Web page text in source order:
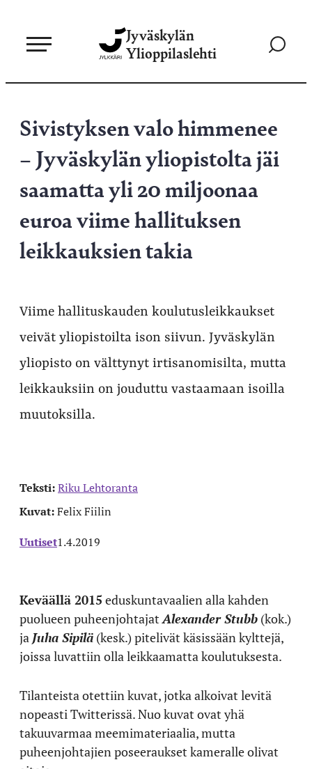
sisältöön
Jyväskylän
Ylioppilaslehti
Siirry
Sivistyksen valo himmenee
– Jyväskylän yliopistolta jäi
saamatta yli 20 miljoonaa
euroa viime hallituksen
leikkauksien takia
Viime hallituskauden koulutusleikkaukset
veivät yliopistoilta ison siivun. Jyväskylän
yliopisto on välttynyt irtisanomisilta, mutta
leikkauksiin on jouduttu vastaamaan isoilla
muutoksilla.
Teksti:Riku Lehtoranta
Kuvat:Felix Fiilin
Uutiset1.4.2019
Keväällä 2015 eduskuntavaalien alla kahden
puolueen puheenjohtajatAlexander Stubb (kok.)
ja Juha Sipilä (kesk.) pitelivät käsissään kylttejä,
joissa luvattiin olla leikkaamatta koulutuksesta.
Tilanteista otettiin kuvat, jotka alkoivat levitä
nopeasti Twitterissä. Nuo kuvat ovat yhä
takuuvarmaa meemimateriaalia, mutta
puheenjohtajien poseeraukset kameralle olivat